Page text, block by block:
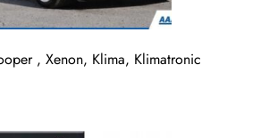
, Xenon, Klima, Klimatronic